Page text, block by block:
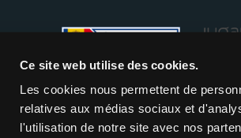
Ce site web utilise des cookies.
Les cookies nous permettent de
relatives aux médias sociaux et
l'utilisation de notre site avec nos